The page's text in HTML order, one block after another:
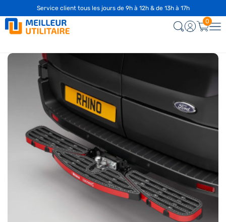
Service client tous les jours de 9h à 12h & de 13h à 17h
☎️04 28 29 75 94
0